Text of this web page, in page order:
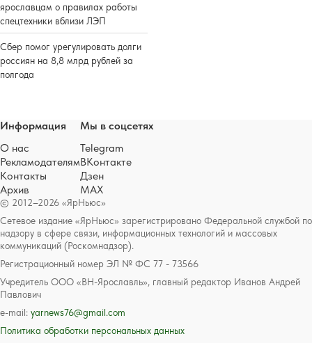
ярославцам о правилах работы
спецтехники вблизи ЛЭП
Сбер помог урегулировать долги
россиян на 8,8 млрд рублей за
полгода
© 2012–2026 «ЯрНьюс»
Сетевое издание «ЯрНьюс» зарегистрировано Федеральной службой по
надзору в сфере связи, информационных технологий и массовых
коммуникаций (Роскомнадзор).
Регистрационный номер ЭЛ № ФС 77 - 73566
Учредитель ООО «ВН-Ярославль», главный редактор Иванов Андрей
Павлович
e-mail: yarnews76@gmail.com
Политика обработки персональных данных
Информация
О нас
Рекламодателям
Контакты
Архив
Мы в соцсетях
Telegram
ВКонтакте
Дзен
MAX